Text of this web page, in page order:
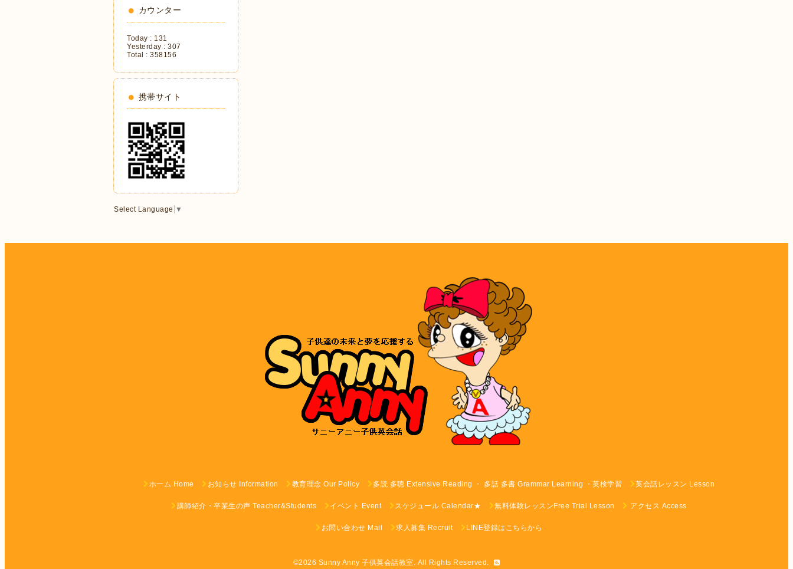
カウンター
Today : 131
Yesterday : 307
Total : 358156
携帯サイト
Select Language ▼
ホ一ム Home お知らせ Information 教育理念 Our Policy 多読 多聴 Extensive Reading ・ 多話 多書 Grammar Learning ・英検学習 英会話レッスン Lesson
講師紹介・卒業生の声 Teacher&Students イベント Event スケジュール Calendar★ 無料体験レッスンFree Trial Lesson アクセス Access
お問い合わせ Mail 求人募集 Recruit LINE登録はこちらから
©2026 Sunny Anny 子供英会話教室. All Rights Reserved.